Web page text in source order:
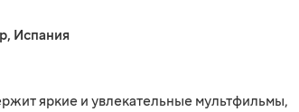
, Испания
яркие и увлекательные мультфильмы,